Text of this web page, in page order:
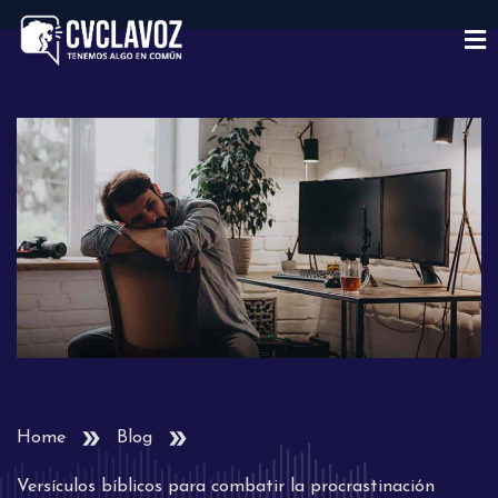
Home Blog
Versículos bíblicos para combatir la procrastinación